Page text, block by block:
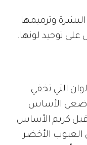
وترميمها
توحيد لونها.
التي تخفي
ضعي الأساس
كريم الأساس
الأخضر